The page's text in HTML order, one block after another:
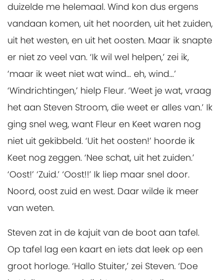
duizelde me helemaal. Wind kon dus ergens
vandaan komen, uit het noorden, uit het zuiden,
uit het westen, en uit het oosten. Maar ik snapte
er niet zo veel van. ‘Ik wil wel helpen,’ zei ik,
‘maar ik weet niet wat wind… eh, wind…’
‘Windrichtingen,’ hielp Fleur. ‘Weet je wat, vraag
het aan Steven Stroom, die weet er alles van.’ Ik
ging snel weg, want Fleur en Keet waren nog
niet uit gekibbeld. ‘Uit het oosten!’ hoorde ik
Keet nog zeggen. ‘Nee schat, uit het zuiden.’
‘Oost!’ ‘Zuid.’ ‘Oost!!’ Ik liep maar snel door.
Noord, oost zuid en west. Daar wilde ik meer
van weten.
Steven zat in de kajuit van de boot aan tafel.
Op tafel lag een kaart en iets dat leek op een
groot horloge. ‘Hallo Stuiter,’ zei Steven. ‘Doe